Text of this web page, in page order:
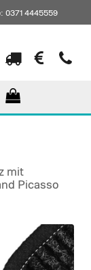
0371 4445559
mit
Picasso